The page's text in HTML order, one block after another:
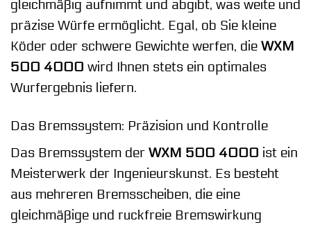
gleichmäßig aufnimmt und abgibt, was weite und
präzise Würfe ermöglicht. Egal, ob Sie kleine
Köder oder schwere Gewichte werfen, die WXM
500 4000 wird Ihnen stets ein optimales
Wurfergebnis liefern.
Das Bremssystem: Präzision und Kontrolle
Das Bremssystem der WXM 500 4000 ist ein
Meisterwerk der Ingenieurskunst. Es besteht
aus mehreren Bremsscheiben, die eine
gleichmäßige und ruckfreie Bremswirkung